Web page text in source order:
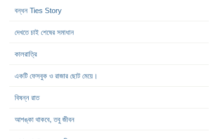
বন্ধন Ties Story
দেখতে চাই শেষের সমাধান
কালরাত্রি
একটি ফেসবুক ও রাজার ছোট মেয়ে।
বিষন্ন রাত
আশঙ্কা থাকবে, তবু জীবন